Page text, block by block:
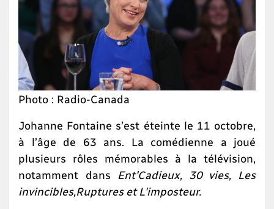
Photo : Radio-Canada
Johanne Fontaine s’est éteinte le 11 octobre,
à l’âge de 63 ans. La comédienne a joué
plusieurs rôles mémorables à la télévision,
notamment dans Ent'Cadieux, 30 vies, Les
invincibles, Ruptures et L'imposteur.